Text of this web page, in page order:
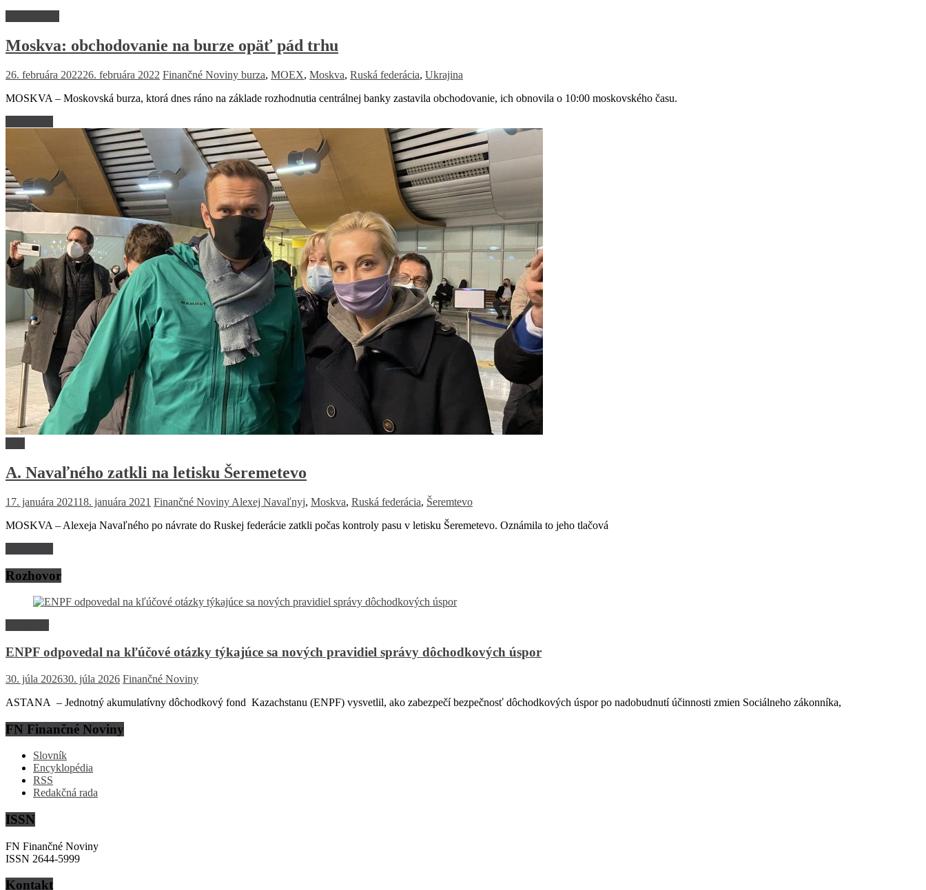
Moskva: obchodovanie na burze opäť pád trhu
26. februára 202226. februára 2022 Finančné Noviny burza, MOEX, Moskva, Ruská federácia, Ukrajina
MOSKVA – Moskovská burza, ktorá dnes ráno na základe rozhodnutia centrálnej banky zastavila obchodovanie, ich obnovila o 10:00 moskovského času.
A. Navaľného zatkli na letisku Šeremetevo
17. januára 202118. januára 2021 Finančné Noviny Alexej Navaľnyj, Moskva, Ruská federácia, Šeremtevo
MOSKVA – Alexeja Navaľného po návrate do Ruskej federácie zatkli počas kontroly pasu v letisku Šeremetevo. Oznámila to jeho tlačová
Rozhovor
ENPF odpovedal na kľúčové otázky týkajúce sa nových pravidiel správy dôchodkových úspor
30. júla 202630. júla 2026 Finančné Noviny
ASTANA – Jednotný akumulatívny dôchodkový fond Kazachstanu (ENPF) vysvetlil, ako zabezpečí bezpečnosť dôchodkových úspor po nadobudnutí účinnosti zmien Sociálneho zákonníka,
FN Finančné Noviny
Slovník
Encyklopédia
RSS
Redakčná rada
ISSN
FN Finančné Noviny
ISSN 2644-5999
Kontakt